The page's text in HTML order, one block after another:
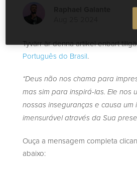
Tyvärr är denna artikel enbart
Português do Brasil.
“Deus não nos chama para
mas sim para inspirá-las. Ele nos
nossas inseguranças e causa um
imensurável através da Sua
Ouça a mensagem completa
abaixo: